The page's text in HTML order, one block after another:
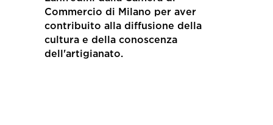
Commercio di Milano per aver
contribuito alla diffusione della
cultura e della conoscenza
dell'artigianato.